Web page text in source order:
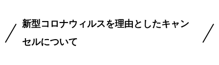
新型コロナウィルスを理由としたキャン
セルについて